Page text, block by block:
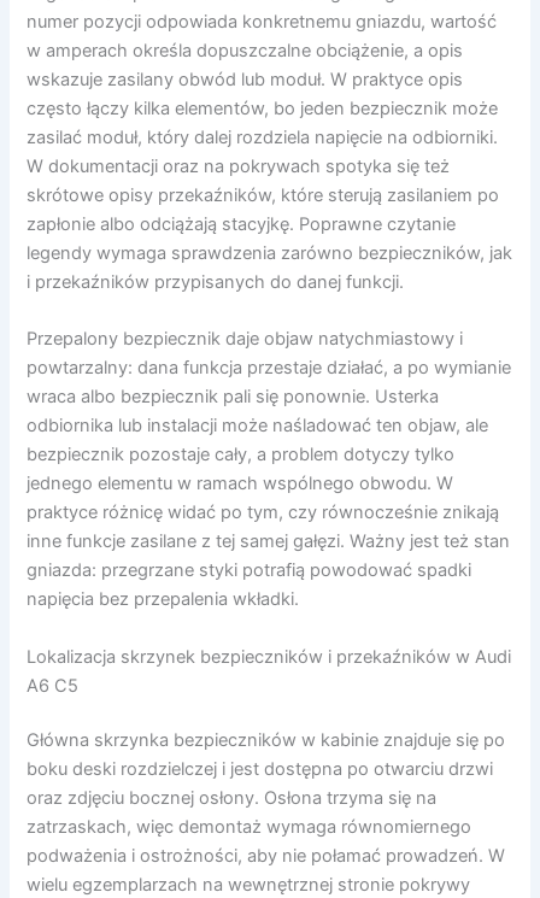
numer pozycji odpowiada konkretnemu gniazdu, wartość
w amperach określa dopuszczalne obciążenie, a opis
wskazuje zasilany obwód lub moduł. W praktyce opis
często łączy kilka elementów, bo jeden bezpiecznik może
zasilać moduł, który dalej rozdziela napięcie na odbiorniki.
W dokumentacji oraz na pokrywach spotyka się też
skrótowe opisy przekaźników, które sterują zasilaniem po
zapłonie albo odciążają stacyjkę. Poprawne czytanie
legendy wymaga sprawdzenia zarówno bezpieczników, jak
i przekaźników przypisanych do danej funkcji.
Przepalony bezpiecznik daje objaw natychmiastowy i
powtarzalny: dana funkcja przestaje działać, a po wymianie
wraca albo bezpiecznik pali się ponownie. Usterka
odbiornika lub instalacji może naśladować ten objaw, ale
bezpiecznik pozostaje cały, a problem dotyczy tylko
jednego elementu w ramach wspólnego obwodu. W
praktyce różnicę widać po tym, czy równocześnie znikają
inne funkcje zasilane z tej samej gałęzi. Ważny jest też stan
gniazda: przegrzane styki potrafią powodować spadki
napięcia bez przepalenia wkładki.
Lokalizacja skrzynek bezpieczników i przekaźników w Audi
A6 C5
Główna skrzynka bezpieczników w kabinie znajduje się po
boku deski rozdzielczej i jest dostępna po otwarciu drzwi
oraz zdjęciu bocznej osłony. Osłona trzyma się na
zatrzaskach, więc demontaż wymaga równomiernego
podważenia i ostrożności, aby nie połamać prowadzeń. W
wielu egzemplarzach na wewnętrznej stronie pokrywy